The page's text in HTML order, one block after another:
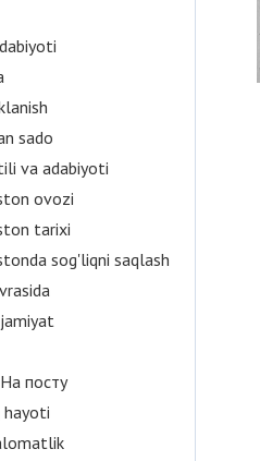
sado
va adabiyoti
ovozi
tarixi
sog'liqni saqlash
посту
hayoti